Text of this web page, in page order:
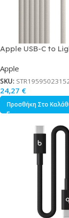
Apple USB-C to
Apple
SKU:
24,27 €
Προσθήκη Στο